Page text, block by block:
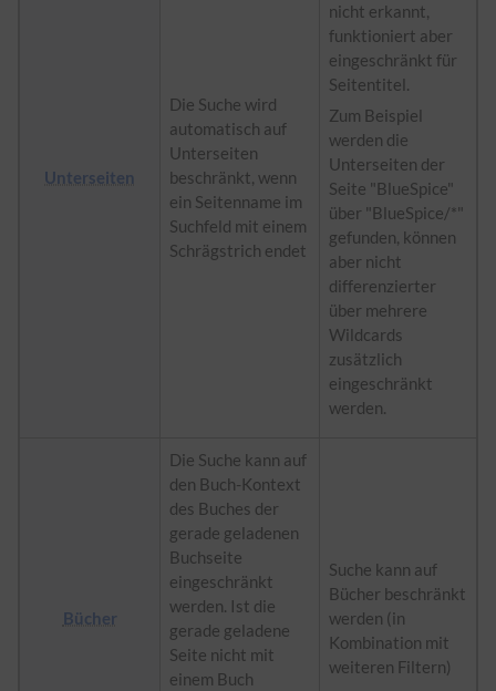
Unterseiten
Die Suche wird
automatisch auf
Unterseiten
beschränkt, wenn
ein Seitenname im
Suchfeld mit einem
Schrägstrich endet
nicht erkannt,
funktioniert aber
eingeschränkt für
Seitentitel.
Zum Beispiel
werden die
Unterseiten der
Seite "BlueSpice"
über "BlueSpice/*"
gefunden, können
aber nicht
differenzierter
über mehrere
Wildcards
zusätzlich
eingeschränkt
werden.
Bücher
Die Suche kann auf
den Buch-Kontext
des Buches der
gerade geladenen
Buchseite
eingeschränkt
werden. Ist die
gerade geladene
Seite nicht mit
einem Buch
Suche kann auf
Bücher beschränkt
werden (in
Kombination mit
weiteren Filtern)